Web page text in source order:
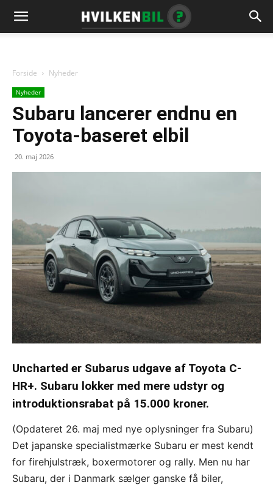
Forside Nyheder
Nyheder
Subaru lancerer endnu en
Toyota-baseret elbil
20. maj 2026
Uncharted er Subarus udgave af Toyota C-
HR+. Subaru lokker med mere udstyr og
introduktionsrabat på 15.000 kroner.
(Opdateret 26. maj med nye oplysninger fra Subaru)
Det japanske specialistmærke Subaru er mest kendt
for firehjulstræk, boxermotorer og rally. Men nu har
Subaru, der i Danmark sælger ganske få biler,